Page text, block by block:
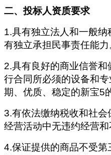
二、投标人资质要求
1.具有独立法人和一般
有独立承担民事责任能力
2.具有良好的商业信誉
行合同所必须的设备和
期、优质、稳定的新宝5
3.有依法缴纳税收和社
经营活动中无违约经营和
4.保证提供的商品不受